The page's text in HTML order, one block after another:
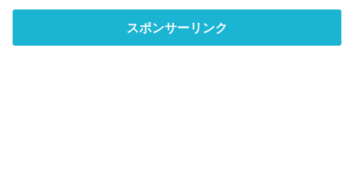
スポンサーリンク